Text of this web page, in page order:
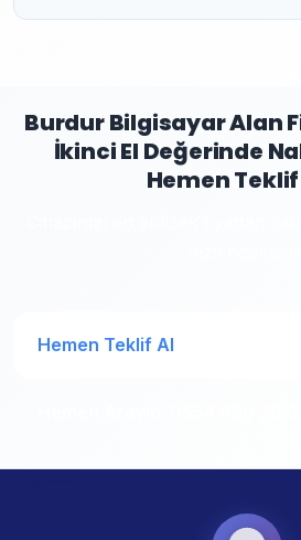
Burdur Bilgisayar Alan
İkinci El Değerinde
Hemen Teklif
Hemen Teklif Al